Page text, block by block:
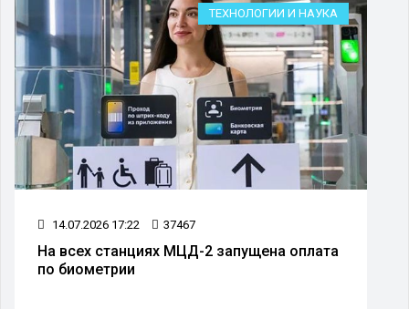
ТЕХНОЛОГИИ И НАУКА
14.07.2026 17:22 37467
На всех станциях МЦД-2 запущена оплата
по биометрии